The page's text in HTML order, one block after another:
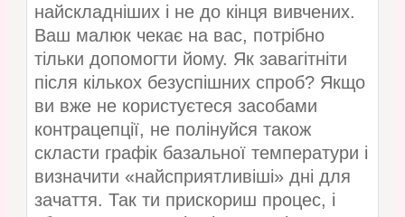
найскладніших і не до кінця вивчених.
Ваш малюк чекає на вас, потрібно
тільки допомогти йому. Як завагітніти
після кількох безуспішних спроб? Якщо
ви вже не користуєтеся засобами
контрацепції, не полінуйся також
скласти графік базальної температури і
визначити «найсприятливіші» дні для
зачаття. Так ти прискориш процес, і